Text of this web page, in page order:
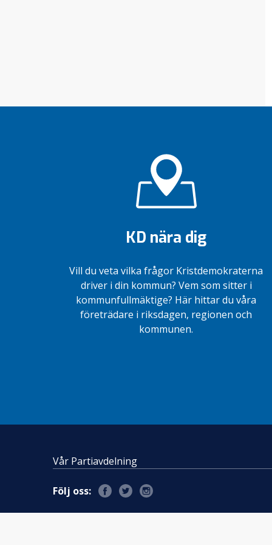
KD nära dig
Vill du veta vilka frågor Kristdemokraterna
driver i din kommun? Vem som sitter i
kommunfullmäktige? Här hittar du våra
företrädare i riksdagen, regionen och
kommunen.
Vår Partiavdelning
Följ oss: